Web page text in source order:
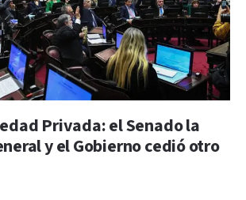
Privada: el Senado la
y el Gobierno cedió otro